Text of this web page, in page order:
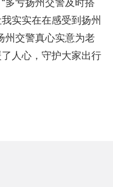
多亏扬州交警及时搭
实实在在感受到扬州
州交警真心实意为老
人心，守护大家出行